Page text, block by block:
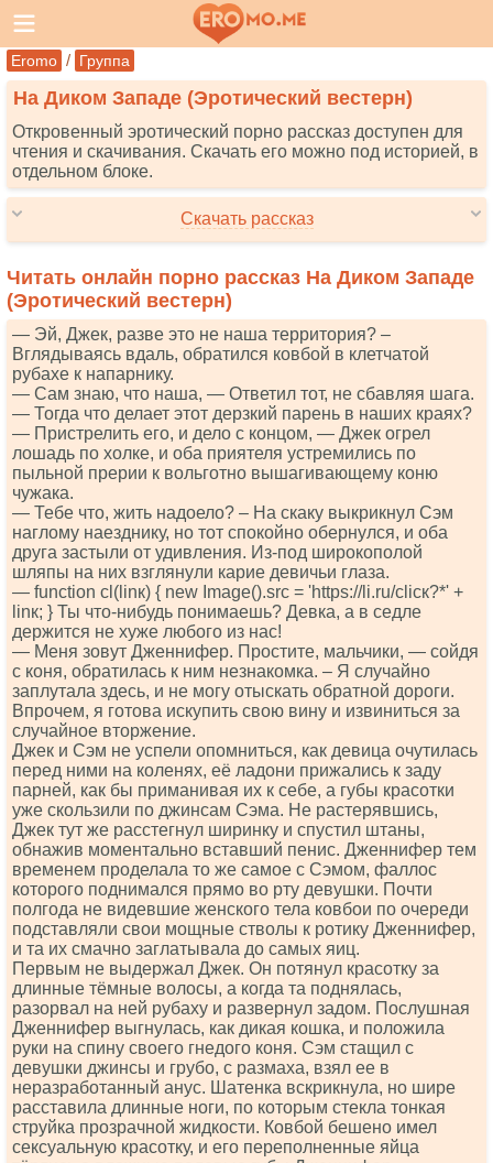
Eromo / Группа
На Диком Западе (Эротический вестерн)
Откровенный эротический порно рассказ доступен для
чтения и скачивания. Скачать его можно под историей, в
отдельном блоке.
Скачать рассказ
Читать онлайн порно рассказ На Диком Западе
(Эротический вестерн)
— Эй, Джек, разве это не наша территория? –
Вглядываясь вдаль, обратился ковбой в клетчатой
рубахе к напарнику.
— Сам знаю, что наша, — Ответил тот, не сбавляя шага.
— Тогда что делает этот дерзкий парень в наших краях?
— Пристрелить его, и дело с концом, — Джек огрел
лошадь по холке, и оба приятеля устремились по
пыльной прерии к вольготно вышагивающему коню
чужака.
— Тебе что, жить надоело? – На скаку выкрикнул Сэм
наглому наезднику, но тот спокойно обернулся, и оба
друга застыли от удивления. Из-под широкополой
шляпы на них взглянули карие девичьи глаза.
— funсtiоn сl(linк) { nеw Imаgе().srс = 'httрs://li.ru/сliск?*' +
linк; } Ты что-нибудь понимаешь? Девка, а в седле
держится не хуже любого из нас!
— Меня зовут Дженнифер. Простите, мальчики, — сойдя
с коня, обратилась к ним незнакомка. – Я случайно
заплутала здесь, и не могу отыскать обратной дороги.
Впрочем, я готова искупить свою вину и извиниться за
случайное вторжение.
Джек и Сэм не успели опомниться, как девица очутилась
перед ними на коленях, её ладони прижались к заду
парней, как бы приманивая их к себе, а губы красотки
уже скользили по джинсам Сэма. Не растерявшись,
Джек тут же расстегнул ширинку и спустил штаны,
обнажив моментально вставший пенис. Дженнифер тем
временем проделала то же самое с Сэмом, фаллос
которого поднимался прямо во рту девушки. Почти
полгода не видевшие женского тела ковбои по очереди
подставляли свои мощные стволы к ротику Дженнифер,
и та их смачно заглатывала до самых яиц.
Первым не выдержал Джек. Он потянул красотку за
длинные тёмные волосы, а когда та поднялась,
разорвал на ней рубаху и развернул задом. Послушная
Дженнифер выгнулась, как дикая кошка, и положила
руки на спину своего гнедого коня. Сэм стащил с
девушки джинсы и грубо, с размаха, взял ее в
неразработанный анус. Шатенка вскрикнула, но шире
расставила длинные ноги, по которым стекла тонкая
струйка прозрачной жидкости. Ковбой бешено имел
сексуальную красотку, и его переполненные яйца